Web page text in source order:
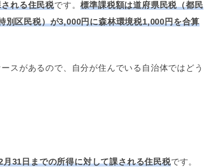
れる住民税です。標準課税額は道府県民税（都民
別区民税）が3,000円に森林環境税1,000円を合算
スがあるので、自分が住んでいる自治体ではどう
31日までの所得に対して課される住民税です。